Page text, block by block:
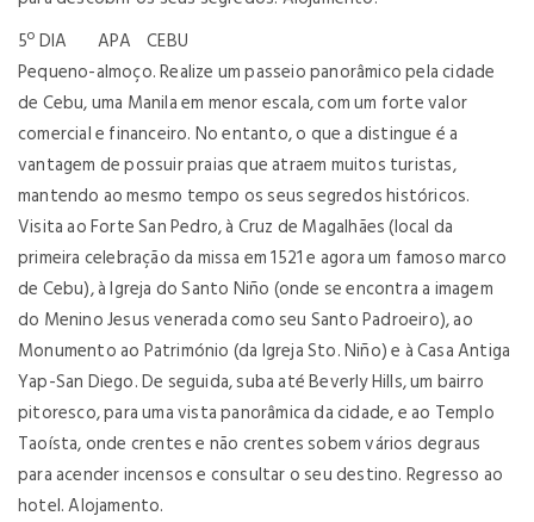
5º DIA APA CEBU
Pequeno-almoço. Realize um passeio panorâmico pela cidade
de Cebu, uma Manila em menor escala, com um forte valor
comercial e financeiro. No entanto, o que a distingue é a
vantagem de possuir praias que atraem muitos turistas,
mantendo ao mesmo tempo os seus segredos históricos.
Visita ao Forte San Pedro, à Cruz de Magalhães (local da
primeira celebração da missa em 1521 e agora um famoso marco
de Cebu), à Igreja do Santo Niño (onde se encontra a imagem
do Menino Jesus venerada como seu Santo Padroeiro), ao
Monumento ao Património (da Igreja Sto. Niño) e à Casa Antiga
Yap-San Diego. De seguida, suba até Beverly Hills, um bairro
pitoresco, para uma vista panorâmica da cidade, e ao Templo
Taoísta, onde crentes e não crentes sobem vários degraus
para acender incensos e consultar o seu destino. Regresso ao
hotel. Alojamento.